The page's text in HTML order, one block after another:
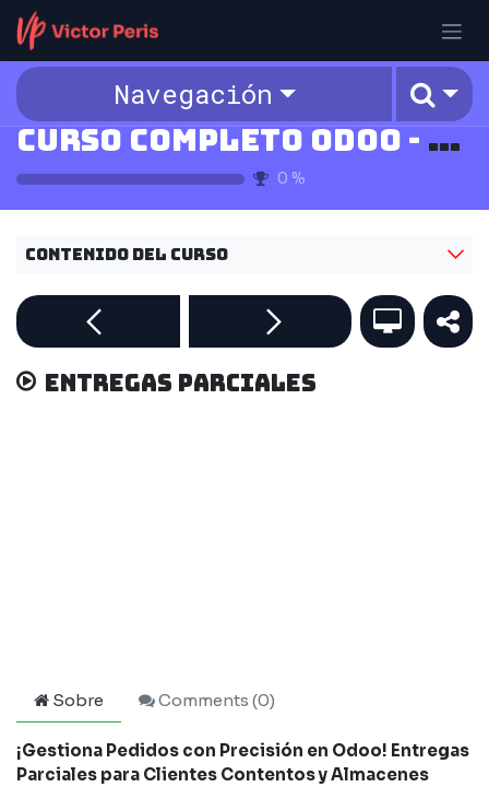
Ir al contenido
Navegación
Curso Completo Odoo - v18
0 %
Contenido del curso
Entregas parciales
Sobre Comments (0)
¡Gestiona Pedidos con Precisión en Odoo! Entregas
Parciales para Clientes Contentos y Almacenes